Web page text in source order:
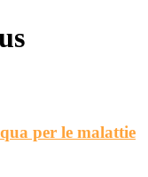
per le malattie